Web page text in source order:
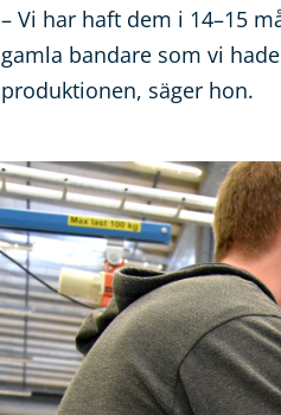
– Vi har haft dem i 14–15
gamla bandare som vi
produktionen, säger hon.